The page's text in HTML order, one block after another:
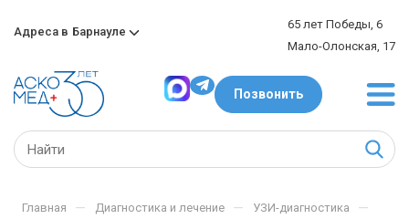
Адреса в Барнауле
65 лет Победы, 6
Мало-Олонская, 17
Позвонить
Главная — Диагностика и лечение — УЗИ-диагностика —